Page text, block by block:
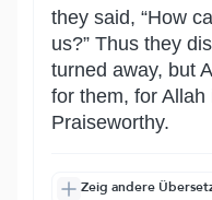
they said, “How
us?” Thus they
turned away, but
for them, for
Praiseworthy.
Zeig andere